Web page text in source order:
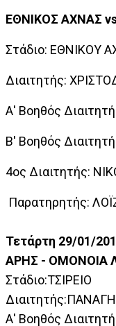
ΕΘΝΙΚΟΣ ΑΧΝΑΣ
Στάδιο: ΕΘΝΙΚΟΥ
Διαιτητής:
Α' Βοηθός
Β' Βοηθός
4ος Διαιτητής:
Παρατηρητής:
Τετάρτη 29/01/
ΑΡΗΣ - ΟΜΟΝΟΙΑ
Στάδιο:ΤΣΙΡΕΙΟ
Α' Βοηθός